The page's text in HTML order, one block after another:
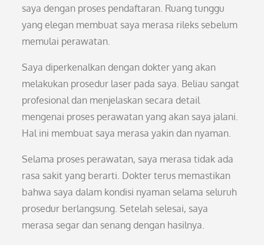
saya dengan proses pendaftaran. Ruang tunggu
yang elegan membuat saya merasa rileks sebelum
memulai perawatan.
Saya diperkenalkan dengan dokter yang akan
melakukan prosedur laser pada saya. Beliau sangat
profesional dan menjelaskan secara detail
mengenai proses perawatan yang akan saya jalani.
Hal ini membuat saya merasa yakin dan nyaman.
Selama proses perawatan, saya merasa tidak ada
rasa sakit yang berarti. Dokter terus memastikan
bahwa saya dalam kondisi nyaman selama seluruh
prosedur berlangsung. Setelah selesai, saya
merasa segar dan senang dengan hasilnya.